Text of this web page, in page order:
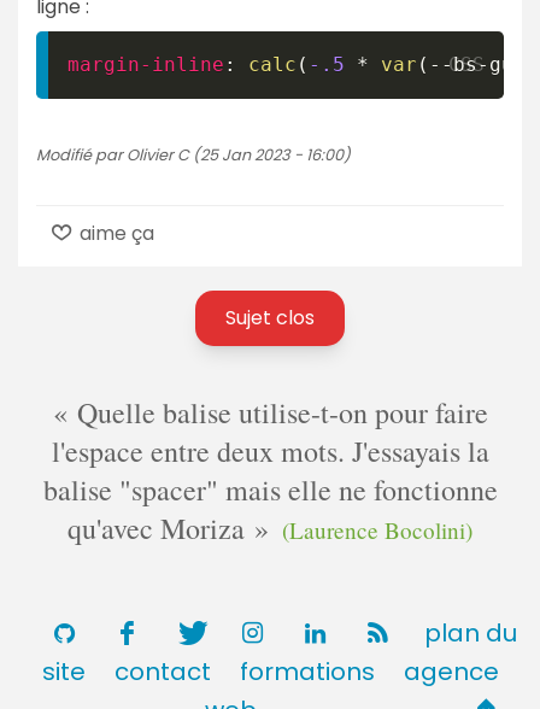
ligne :
margin-inline : calc ( -.5 * var ( --bs-
Modifié par Olivier C (25 Jan 2023 - 16:00)
aime ça
Sujet clos
Quelle balise utilise-t-on pour faire
l'espace entre deux mots. J'essayais la
balise "spacer" mais elle ne fonctionne
qu'avec Moriza
(Laurence Bocolini)
plan du
site
contact formations
agence